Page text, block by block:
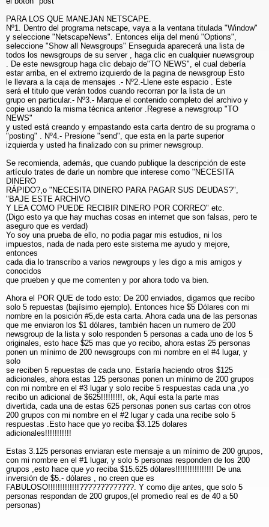
PARA LOS QUE MANEJAN NETSCAPE.
Nº1. Dentro del programa netscape, vaya a la ventana titulada "Window"
y seleccione "NetscapeNews". Entonces elija del menú "Options",
seleccione "Show all Newsgroups" Enseguida aparecerá una lista de
todos los newsgroups de su server , haga clic en cualquier nuewsgroup
. De este newsgroup haga clic debajo de"TO NEWS", el cual debería
estar arriba, en el extremo izquierdo de la pagina de newsgroup Esto
le llevara a la caja de mensajes .- Nº2.-Llene este espacio . Este
será el titulo que verán todos cuando recorran por la lista de un
grupo en particular.- Nº3.- Marque el contenido completo del archivo y
copie usando la misma técnica anterior .Regrese a newsgroup "TO
NEWS"
y usted está creando y empastando esta carta dentro de su programa o
"posting" . Nº4.- Presione "send", que esta en la parte superior
izquierda y usted ha finalizado con su primer newsgroup.
Se recomienda, además, que cuando publique la descripción de este
artículo trates de darle un nombre que interese como "NECESITA
DINERO
RÁPIDO?,o "NECESITA DINERO PARA PAGAR SUS DEUDAS?",
"BAJE ESTE ARCHIVO
Y LEA COMO PUEDE RECIBIR DINERO POR CORREO" etc.
(Digo esto ya que hay muchas cosas en internet que son falsas, pero te
aseguro que es verdad)
Yo soy una prueba de ello, no podia pagar mis estudios, ni los
impuestos, nada de nada pero este sistema me ayudo y mejore,
entonces
cada dia lo transcribo a varios newgroups y les digo a mis amigos y
conocidos
que prueben y que me comenten y por ahora todo va bien.
Ahora el POR QUE de todo esto: De 200 enviados, digamos que recibo
solo 5 repuestas (bajísimo ejemplo). Entonces hice $5 Dólares con mi
nombre en la posición #5,de esta carta. Ahora cada una de las personas
que me enviaron los $1 dólares, también hacen un numero de 200
newsgroup de la lista y solo responden 5 personas a cada uno de los 5
originales, esto hace $25 mas que yo recibo, ahora estas 25 personas
ponen un mínimo de 200 newsgroups con mi nombre en el #4 lugar, y
solo
se reciben 5 repuestas de cada uno. Estaría haciendo otros $125
adicionales, ahora estas 125 personas ponen un mínimo de 200 grupos
con mi nombre en el #3 lugar y solo recibe 5 respuestas cada una ,yo
recibo un adicional de $625!!!!!!!!!, ok, Aquí esta la parte mas
divertida, cada una de estas 625 personas ponen sus cartas con otros
200 grupos con mi nombre en el #2 lugar y cada una recibe solo 5
respuestas .Esto hace que yo reciba $3.125 dolares
adicionales!!!!!!!!!!!
Estas 3.125 personas enviaran este mensaje a un mínimo de 200 grupos,
con mi nombre en el #1 lugar, y solo 5 personas responden de los 200
grupos ,esto hace que yo reciba $15.625 dólares!!!!!!!!!!!!!!!! De una
inversión de $5.- dólares , no creen que es
FABULOSO!!!!!!!!!!!!!?????????????. Y como dije antes, que solo 5
personas respondan de 200 grupos,(el promedio real es de 40 a 50
personas)